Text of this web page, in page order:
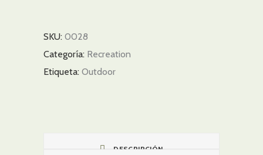
SKU: 0028
Categoría: Recreation
Etiqueta: Outdoor
DESCRIPCIÓN